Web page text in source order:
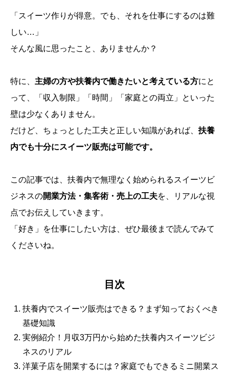
「スイーツ作りが得意。でも、それを仕事にするのは難
しい…」
そんな風に思ったこと、ありませんか？
特に、 主婦の方や扶養内で働きたいと考えている方にと
って、「収入制限」「時間」「家庭との両立」といった
壁は少なくありません。
だけど、ちょっとした工夫と正しい知識があれば、 扶養
内でも十分にスイーツ販売は可能です。
この記事では、扶養内で無理なく始められるスイーツビ
ジネスの開業方法・集客術・売上の工夫を、リアルな視
点でお伝えしていきます。
「好き」を仕事にしたい方は、ぜひ最後まで読んでみて
くださいね。
目次
扶養内でスイーツ販売はできる？まず知っておくべき
基礎知識
実例紹介！月収3万円から始めた扶養内スイーツビジ
ネスのリアル
洋菓子店を開業するには？家庭でもできるミニ開業ス